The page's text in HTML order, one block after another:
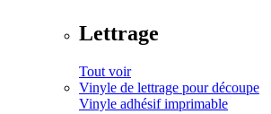
Lettrage
Tout voir
Vinyle de lettrage pour découpe
Vinyle adhésif imprimable